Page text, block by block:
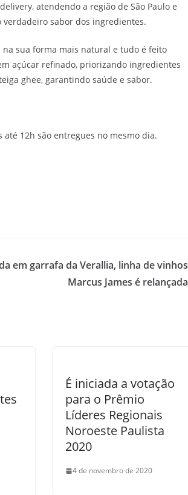
atendendo a região de São Paulo e
verdadeiro sabor dos ingredientes.
sua forma mais natural e tudo é feito
açúcar refinado, priorizando ingredientes
ghee, garantindo saúde e sabor.
até 12h são entregues no mesmo dia.
em garrafa da Verallia, linha de vinhos
Marcus James é relançada
É iniciada a votação
para o Prêmio
Líderes Regionais
Noroeste Paulista
2020
4 de novembro de 2020